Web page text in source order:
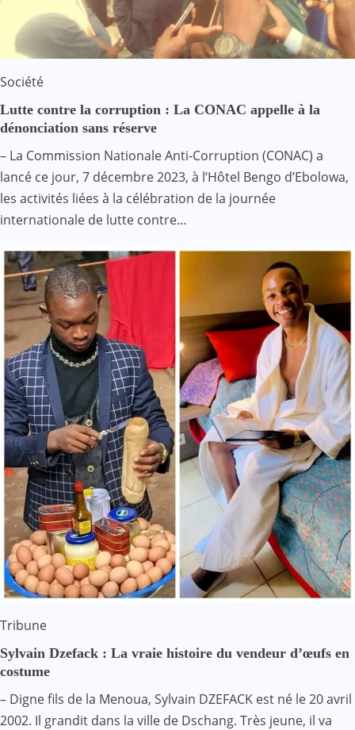
Société
Lutte contre la corruption : La CONAC appelle à la
dénonciation sans réserve
– La Commission Nationale Anti-Corruption (CONAC) a
lancé ce jour, 7 décembre 2023, à l’Hôtel Bengo d’Ebolowa,
les activités liées à la célébration de la journée
internationale de lutte contre…
Tribune
Sylvain Dzefack : La vraie histoire du vendeur d’œufs en
costume
– Digne fils de la Menoua, Sylvain DZEFACK est né le 20 avril
2002. Il grandit dans la ville de Dschang. Très jeune, il va